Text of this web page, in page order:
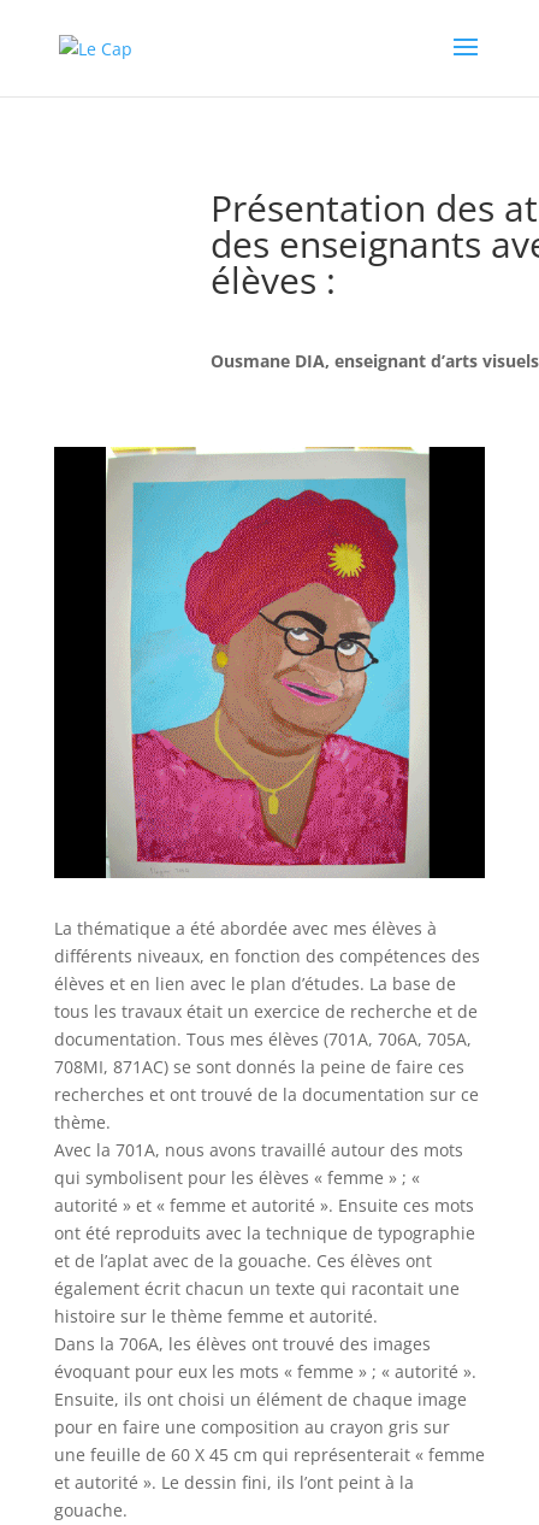
Présentation des
des enseignants
élèves :
Ousmane DIA, enseignant d’arts visuels
La thématique a été abordée avec mes élèves à
différents niveaux, en fonction des compétences des
élèves et en lien avec le plan d’études. La base de
tous les travaux était un exercice de recherche et de
documentation. Tous mes élèves (701A, 706A, 705A,
708MI, 871AC) se sont donnés la peine de faire ces
recherches et ont trouvé de la documentation sur ce
thème.
Avec la 701A, nous avons travaillé autour des mots
qui symbolisent pour les élèves « femme » ; «
autorité » et « femme et autorité ». Ensuite ces mots
ont été reproduits avec la technique de typographie
et de l’aplat avec de la gouache. Ces élèves ont
également écrit chacun un texte qui racontait une
histoire sur le thème femme et autorité.
Dans la 706A, les élèves ont trouvé des images
évoquant pour eux les mots « femme » ; « autorité ».
Ensuite, ils ont choisi un élément de chaque image
pour en faire une composition au crayon gris sur
une feuille de 60 X 45 cm qui représenterait « femme
et autorité ». Le dessin fini, ils l’ont peint à la
gouache.